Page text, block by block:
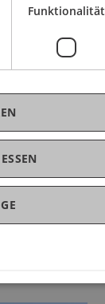
gingen
of
und
die
gemeinsam
Funktionalität